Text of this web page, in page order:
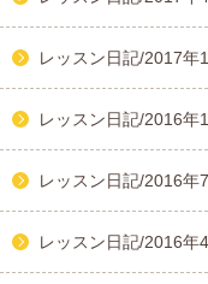
レッスン日記/2017年
レッスン日記/2016年
レッスン日記/2016年
レッスン日記/2016年